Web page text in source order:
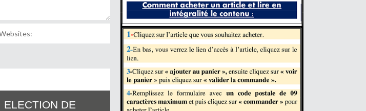
ELECTION DE